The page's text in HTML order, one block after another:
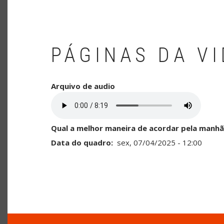
PÁGINAS DA
Arquivo de audio
Qual a melhor maneira de acordar pela
Data do quadro
sex, 07/04/2025 - 12:00